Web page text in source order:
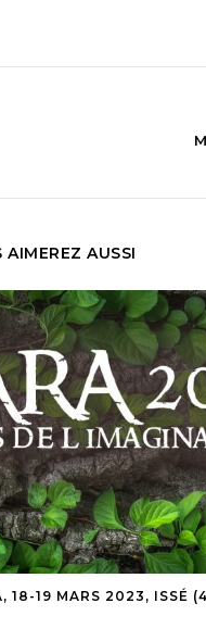
AIMEREZ AUSSI
18-19 MARS 2023, ISSÉ